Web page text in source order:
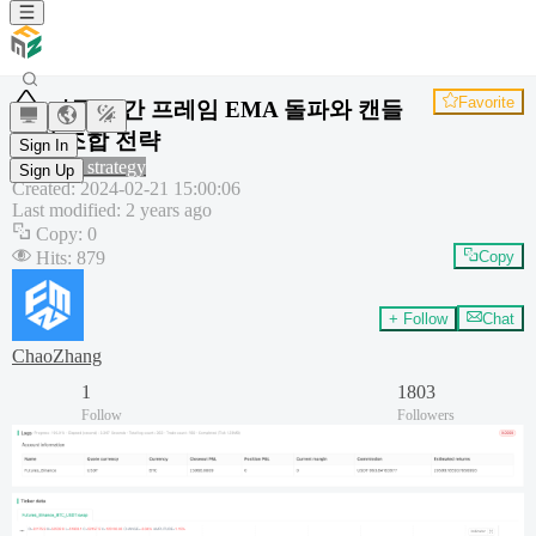
Sign In
Sign Up
다중 시간 프레임 EMA 돌파와 캔들
패턴 조합 전략
Favorite
Common strategy
Created:2024-02-21 15:00:06
Last modified: 2 years ago
Copy: 0
Hits: 879 Copy
ChaoZhang
+ Follow Chat
1
Follow
1803
Followers